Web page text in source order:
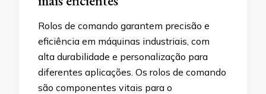
Rolos de comando garantem precisão e
eficiência em máquinas industriais, com
alta durabilidade e personalização para
diferentes aplicações. Os rolos de comando
são componentes vitais para o